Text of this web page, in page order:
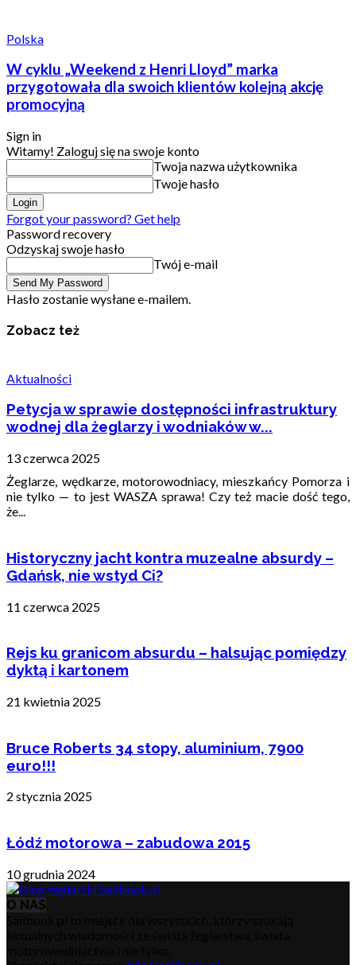
Polska
W cyklu „Weekend z Henri Lloyd” marka
przygotowała dla swoich klientów kolejną akcję
promocyjną
Sign in
Witamy! Zaloguj się na swoje konto
Twoja nazwa użytkownika
Twoje hasło
Forgot your password? Get help
Password recovery
Odzyskaj swoje hasło
Twój e-mail
Hasło zostanie wysłane e-mailem.
Zobacz też
Aktualności
Petycja w sprawie dostępności infrastruktury
wodnej dla żeglarzy i wodniaków w...
13 czerwca 2025
Żeglarze, wędkarze, motorowodniacy, mieszkańcy Pomorza i
nie tylko — to jest WASZA sprawa! Czy też macie dość tego,
że...
Historyczny jacht kontra muzealne absurdy –
Gdańsk, nie wstyd Ci?
11 czerwca 2025
Rejs ku granicom absurdu – halsując pomiędzy
dyktą i kartonem
21 kwietnia 2025
Bruce Roberts 34 stopy, aluminium, 7900
euro!!!
2 stycznia 2025
Łódź motorowa – zabudowa 2015
10 grudnia 2024
O NAS